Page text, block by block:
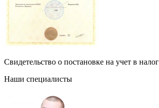
Свидетельство о постановке на учет в
Наши специалисты